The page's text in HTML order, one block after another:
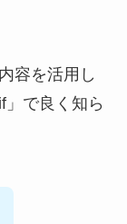
容を活用し
で良く知ら